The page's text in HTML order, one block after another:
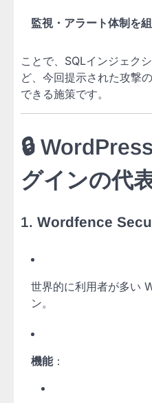
監視・アラート体制を
ことで、SQLインジェク
ど、今回提示された攻撃
できる施策です。
🔒
グインの代
1. Wordfence
世界的に利用者が多い
ン。
機能：